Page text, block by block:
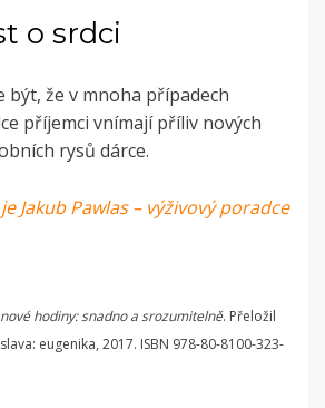
o srdci
být, že v mnoha případech
příjemci vnímají příliv nových
rysů dárce.
Jakub Pawlas – výživový poradce
hodiny: snadno a srozumitelně. Přeložil
eugenika, 2017. ISBN 978-80-8100-323-